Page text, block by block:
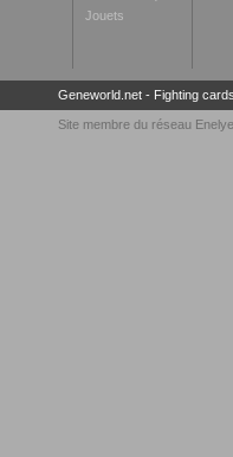
Jouets
Geneworld.net- Fighting
Site membre du réseau Enelye